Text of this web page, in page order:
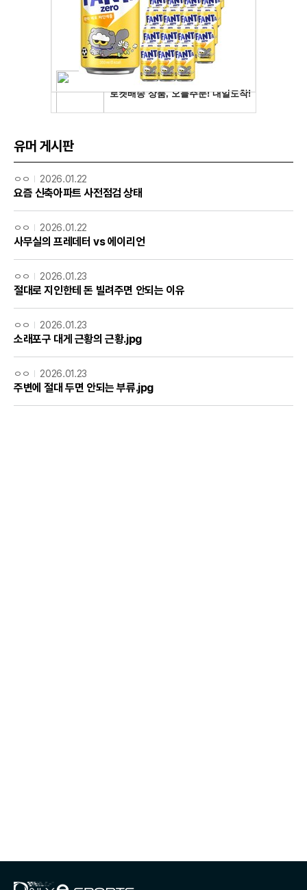
유머 게시판
ㅇㅇ 2026.01.22
요즘 신축아파트 사전점검 상태
ㅇㅇ 2026.01.22
사무실의 프레데터 vs 에이리언
ㅇㅇ 2026.01.23
절대로 지인한테 돈 빌려주면 안되는 이유
ㅇㅇ 2026.01.23
소래포구 대게 근황의 근황.jpg
ㅇㅇ 2026.01.23
주변에 절대 두면 안되는 부류.jpg